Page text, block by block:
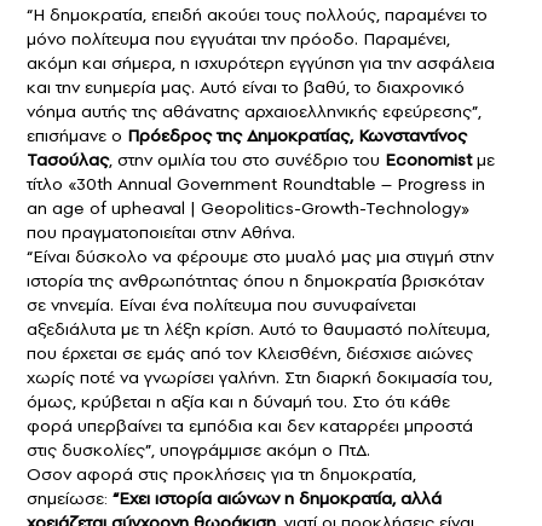
“Η δημοκρατία, επειδή ακούει τους πολλούς, παραμένει το
μόνο πολίτευμα που εγγυάται την πρόοδο. Παραμένει,
ακόμη και σήμερα, η ισχυρότερη εγγύηση για την ασφάλεια
και την ευημερία μας. Αυτό είναι το βαθύ, το διαχρονικό
νόημα αυτής της αθάνατης αρχαιοελληνικής εφεύρεσης”,
επισήμανε ο Πρόεδρος της Δημοκρατίας, Κωνσταντίνος
Τασούλας, στην ομιλία του στο συνέδριο του Economistμε
τίτλο «30th Annual Government Roundtable – Progress in
an age of upheaval | Geopolitics-Growth-Technology»
που πραγματοποιείται στην Αθήνα.
“Είναι δύσκολο να φέρουμε στο μυαλό μας μια στιγμή στην
ιστορία της ανθρωπότητας όπου η δημοκρατία βρισκόταν
σε νηνεμία. Είναι ένα πολίτευμα που συνυφαίνεται
αξεδιάλυτα με τη λέξη κρίση. Αυτό το θαυμαστό πολίτευμα,
που έρχεται σε εμάς από τον Κλεισθένη, διέσχισε αιώνες
χωρίς ποτέ να γνωρίσει γαλήνη. Στη διαρκή δοκιμασία του,
όμως, κρύβεται η αξία και η δύναμή του. Στο ότι κάθε
φορά υπερβαίνει τα εμπόδια και δεν καταρρέει μπροστά
στις δυσκολίες”, υπογράμμισε ακόμη ο ΠτΔ.
Οσον αφορά στις προκλήσεις για τη δημοκρατία,
σημείωσε: “Εχει ιστορία αιώνων η δημοκρατία, αλλά